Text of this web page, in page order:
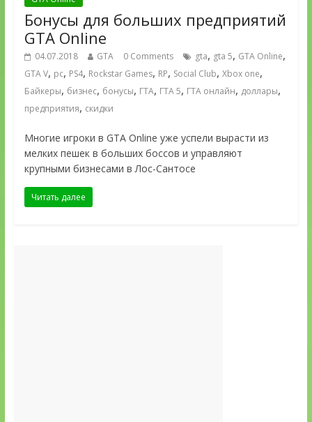
Бонусы для больших предприятий
GTA Online
04.07.2018 GTA 0 Comments gta, gta 5, GTA Online,
GTA V, pc, PS4, Rockstar Games, RP, Social Club, Xbox one,
Байкеры, бизнес, бонусы, ГТА, ГТА 5, ГТА онлайн, доллары,
предприятия, скидки
Многие игроки в GTA Online уже успели вырасти из
мелких пешек в больших боссов и управляют
крупными бизнесами в Лос-Сантосе
Читать далее